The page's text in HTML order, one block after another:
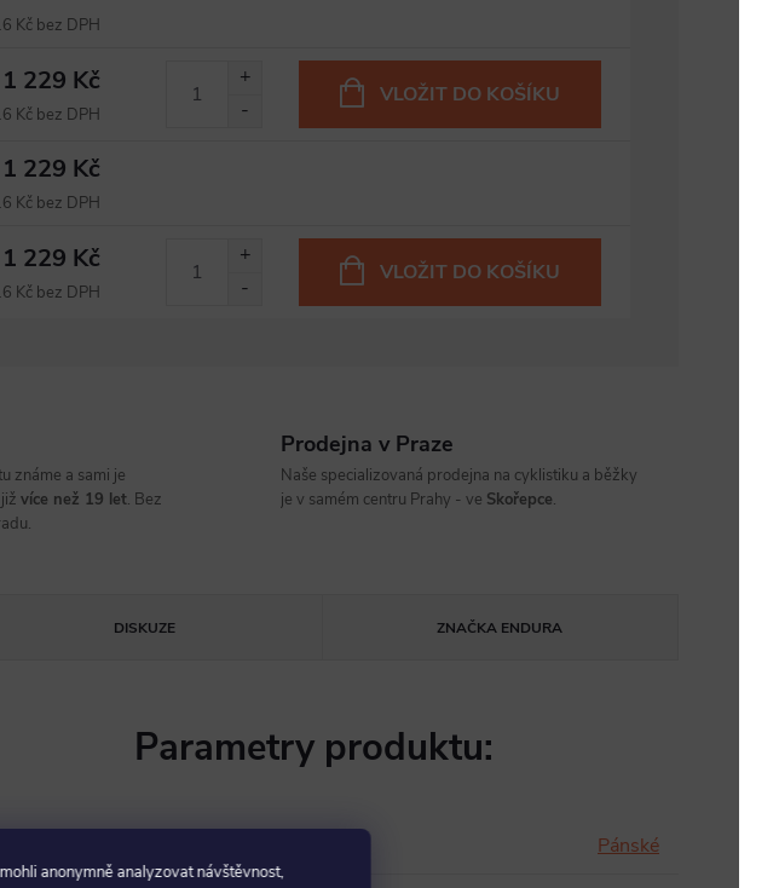
anonymně analyzovat návštěvnost,
Kč bez DPH
1 229 Kč
Kč bez DPH
VLOŽIT DO KOŠÍKU
1 229 Kč
Kč bez DPH
1 229 Kč
Kč bez DPH
VLOŽIT DO KOŠÍKU
známe a sami je
více než 19 let. Bez
Prodejna v Praze
Naše specializovaná prodejna na cyklistiku a běžky
je v samém centru Prahy - ve Skořepce.
DISKUZE ZNAČKA ENDURA
Parametry produktu:
Pánské